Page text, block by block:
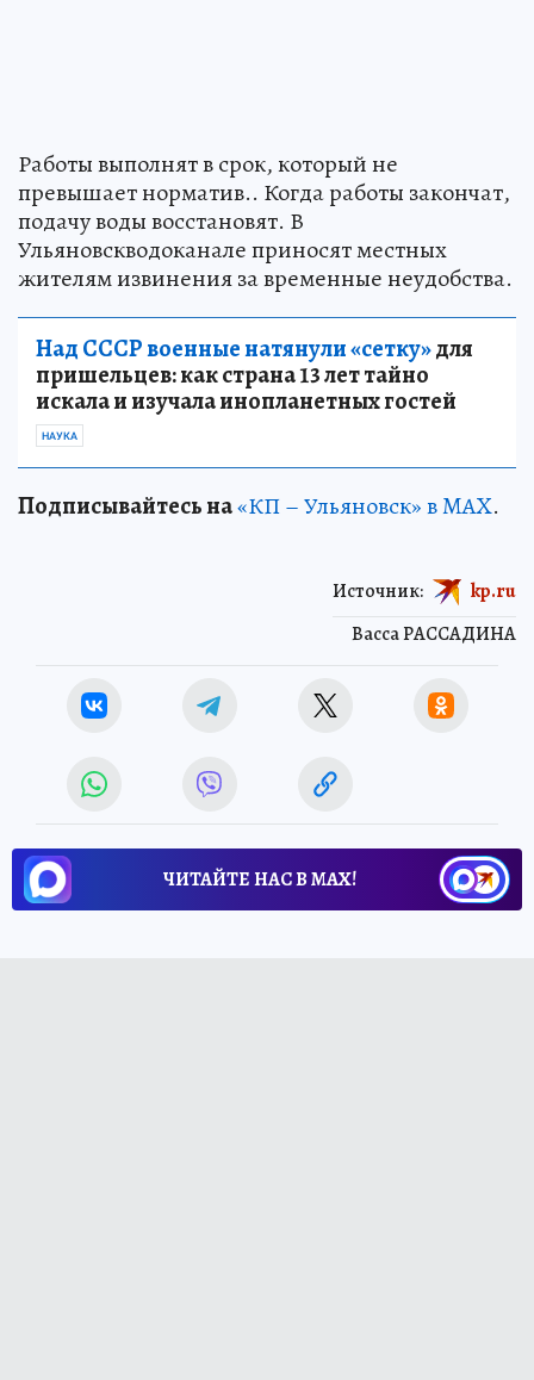
Работы выполнят в срок, который не
превышает норматив.. Когда работы закончат,
подачу воды восстановят. В
Ульяновскводоканале приносят местных
жителям извинения за временные неудобства.
Над СССР военные натянули «сетку»для
пришельцев: как страна 13 лет тайно
искала и изучала инопланетных гостей
НАУКА
Подписывайтесь на«КП – Ульяновск» в MAX.
Васса РАССАДИНА
Источник: kp.ru
ЧИТАЙТЕ НАС В МАХ!